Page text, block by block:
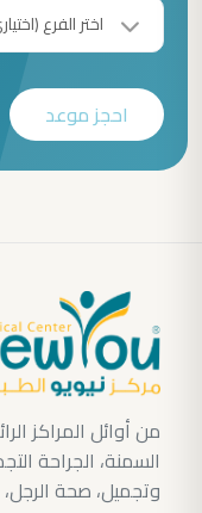
احجز موعد
من أوائل المراكز
السمنة، الجراحة
وتجميل، صحة الرجل،